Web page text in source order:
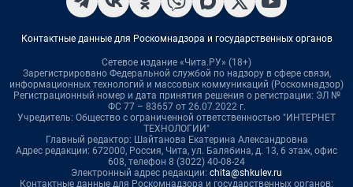
Контактные данные для Роскомнадзора и государственных органов
Сетевое издание «Чита.РУ» (18+)
Зарегистрировано Федеральной службой по надзору в сфере связи,
информационных технологий и массовых коммуникаций (Роскомнадзор)
Регистрационный номер и дата принятия решения о регистрации: ЭЛ №
ФС 77 – 83657 от 26.07.2022 г.
Учредитель: Общество с ограниченной ответственностью "ИНТЕРНЕТ
ТЕХНОЛОГИИ"
Главный редактор: Шайтанова Екатерина Александровна
Адрес редакции: 672000, Россия, Чита, ул. Балябина, д. 13, 6 этаж, офис
608, телефон 8 (3022) 40-08-24
Электронный адрес редакции: chita@shkulev.ru
Контактные данные для Роскомнадзора и государственных органов: